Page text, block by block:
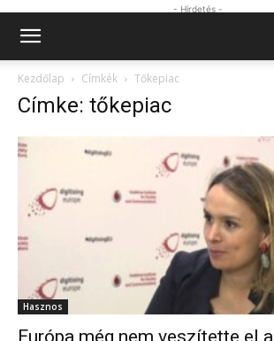
- Hirdetés -
Kezdőlap Címkék Tőkepiac
Címke: tőkepiac
Hasznos